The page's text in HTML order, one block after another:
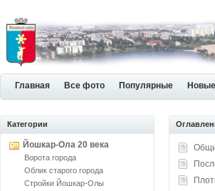
Главная Все фото Популярные Новые
Категории
Йошкар-Ола 20 века
Ворота города
Облик старого города
Стройки Йошкар-Олы